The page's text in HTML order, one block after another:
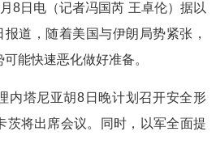
8日电（记者冯国芮 王卓伦）据以
道，随着美国与伊朗局势紧张，
能快速恶化做好准备。
内塔尼亚胡8日晚计划召开安全形
茨将出席会议。同时，以军全面提